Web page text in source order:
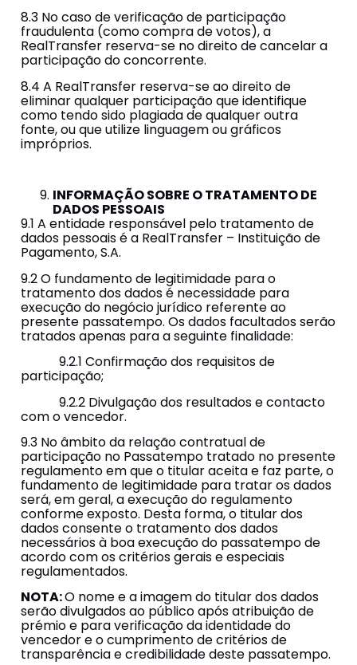
8.3 No caso de verificação de participação
fraudulenta (como compra de votos), a
RealTransfer reserva-se no direito de cancelar a
participação do concorrente.
8.4 A RealTransfer reserva-se ao direito de
eliminar qualquer participação que identifique
como tendo sido plagiada de qualquer outra
fonte, ou que utilize linguagem ou gráficos
impróprios.
INFORMAÇÃO SOBRE O TRATAMENTO DE
DADOS PESSOAIS
9.1 A entidade responsável pelo tratamento de
dados pessoais é a RealTransfer – Instituição de
Pagamento, S.A.
9.2 O fundamento de legitimidade para o
tratamento dos dados é necessidade para
execução do negócio jurídico referente ao
presente passatempo. Os dados facultados serão
tratados apenas para a seguinte finalidade:
9.2.1 Confirmação dos requisitos de
participação;
9.2.2 Divulgação dos resultados e contacto
com o vencedor.
9.3 No âmbito da relação contratual de
participação no Passatempo tratado no presente
regulamento em que o titular aceita e faz parte, o
fundamento de legitimidade para tratar os dados
será, em geral, a execução do regulamento
conforme exposto. Desta forma, o titular dos
dados consente o tratamento dos dados
necessários à boa execução do passatempo de
acordo com os critérios gerais e especiais
regulamentados.
NOTA:O nome e a imagem do titular dos dados
serão divulgados ao público após atribuição de
prémio e para verificação da identidade do
vencedor e o cumprimento de critérios de
transparência e credibilidade deste passatempo.